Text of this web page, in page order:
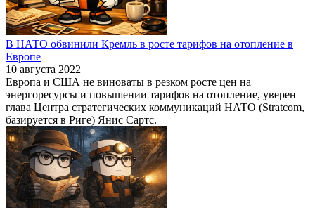
В НАТО обвинили Кремль в росте тарифов на отопление в
Европе
10 августа 2022
Европа и США не виноваты в резком росте цен на
энергоресурсы и повышении тарифов на отопление, уверен
глава Центра стратегических коммуникаций НАТО (Stratcom,
базируется в Риге) Янис Сартс.